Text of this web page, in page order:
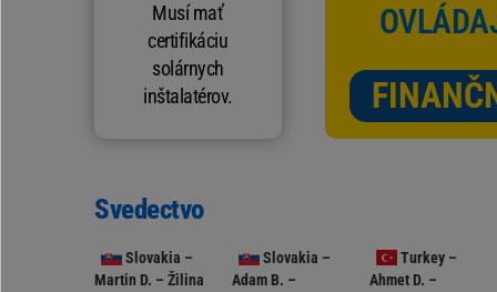
Musí mať
certifikáciu
solárnych
inštalatérov.
Svedectvo
Slovakia –
Martin D. – Žilina
Slovakia –
Adam B. –
Turkey –
Ahmet D. –